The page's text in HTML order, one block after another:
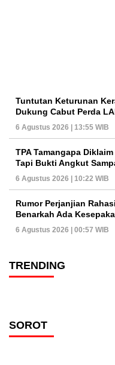
Tuntutan Keturunan
Dukung Cabut Perda
6 Agustus 2026 | 13:55 WIB
TPA Tamangapa
Tapi Bukti Angkut
6 Agustus 2026 | 10:22 WIB
Rumor Perjanjian
Benarkah Ada
6 Agustus 2026 | 00:57 WIB
TRENDING
SOROT